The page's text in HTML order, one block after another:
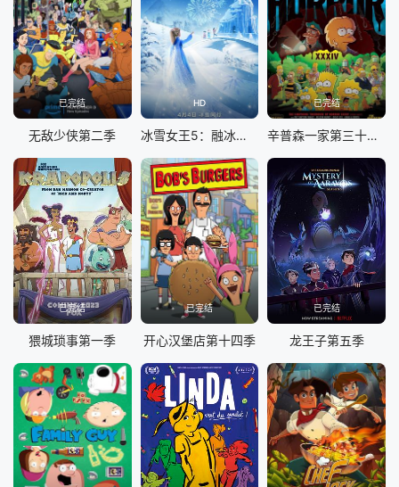
已完结
无敌少侠第二季
HD
冰雪女王5：融冰之战
已完结
辛普森一家第三十五季
已完结
猥城琐事第一季
已完结
开心汉堡店第十四季
已完结
龙王子第五季